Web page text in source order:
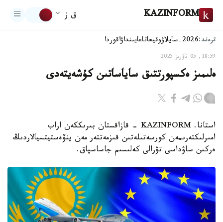
KAZINFORM ق ز
ترەند:2026-سايلاۋ وقيعاتاعايىنداۋاقوردا
18:59, 05 ناۋرىز 2025
ەلىمىز ەكسپورتتىق ساياساتىن كۇشەيتەدى
استانا. KAZINFORM - قازاقستان بىرىككەن اراب
امىرلىكتەرىمەن كورسەتىلەتىن قىزمەتتەر مەن ينۆەستيتسيالاردىڭ
ەركىن ساۋداسى تۋرالى كەلىسىم جاساسپاق.